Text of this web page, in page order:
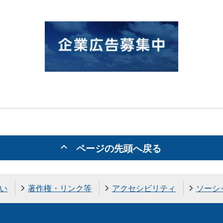
ページの先頭へ戻る
著作権・リンク等 アクセシビリティ ソー